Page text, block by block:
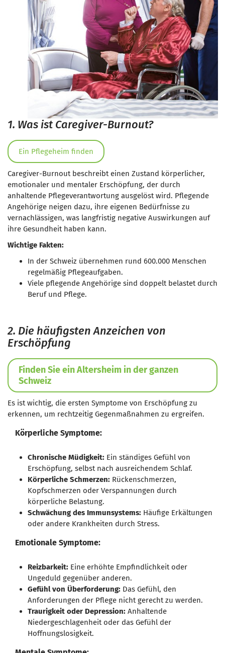
1. Was ist Caregiver-Burnout?
Ein Pflegeheim finden
Caregiver-Burnout beschreibt einen Zustand körperlicher,
emotionaler und mentaler Erschöpfung, der durch
anhaltende Pflegeverantwortung ausgelöst wird. Pflegende
Angehörige neigen dazu, ihre eigenen Bedürfnisse zu
vernachlässigen, was langfristig negative Auswirkungen auf
ihre Gesundheit haben kann.
Wichtige Fakten:
In der Schweiz übernehmen rund 600.000 Menschen
regelmäßig Pflegeaufgaben.
Viele pflegende Angehörige sind doppelt belastet durch
Beruf und Pflege.
2. Die häufigsten Anzeichen von
Erschöpfung
Finden Sie ein Altersheim in der ganzen
Schweiz
Es ist wichtig, die ersten Symptome von Erschöpfung zu
erkennen, um rechtzeitig Gegenmaßnahmen zu ergreifen.
Körperliche Symptome:
Chronische Müdigkeit: Ein ständiges Gefühl von
Erschöpfung, selbst nach ausreichendem Schlaf.
Körperliche Schmerzen: Rückenschmerzen,
Kopfschmerzen oder Verspannungen durch
körperliche Belastung.
Schwächung des Immunsystems: Häufige Erkältungen
oder andere Krankheiten durch Stress.
Emotionale Symptome:
Reizbarkeit: Eine erhöhte Empfindlichkeit oder
Ungeduld gegenüber anderen.
Gefühl von Überforderung: Das Gefühl, den
Anforderungen der Pflege nicht gerecht zu werden.
Traurigkeit oder Depression: Anhaltende
Niedergeschlagenheit oder das Gefühl der
Hoffnungslosigkeit.